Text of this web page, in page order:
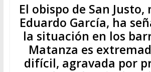
El obispo de San
Eduardo García, ha
la situación en los
Matanza es
difícil, agravada por